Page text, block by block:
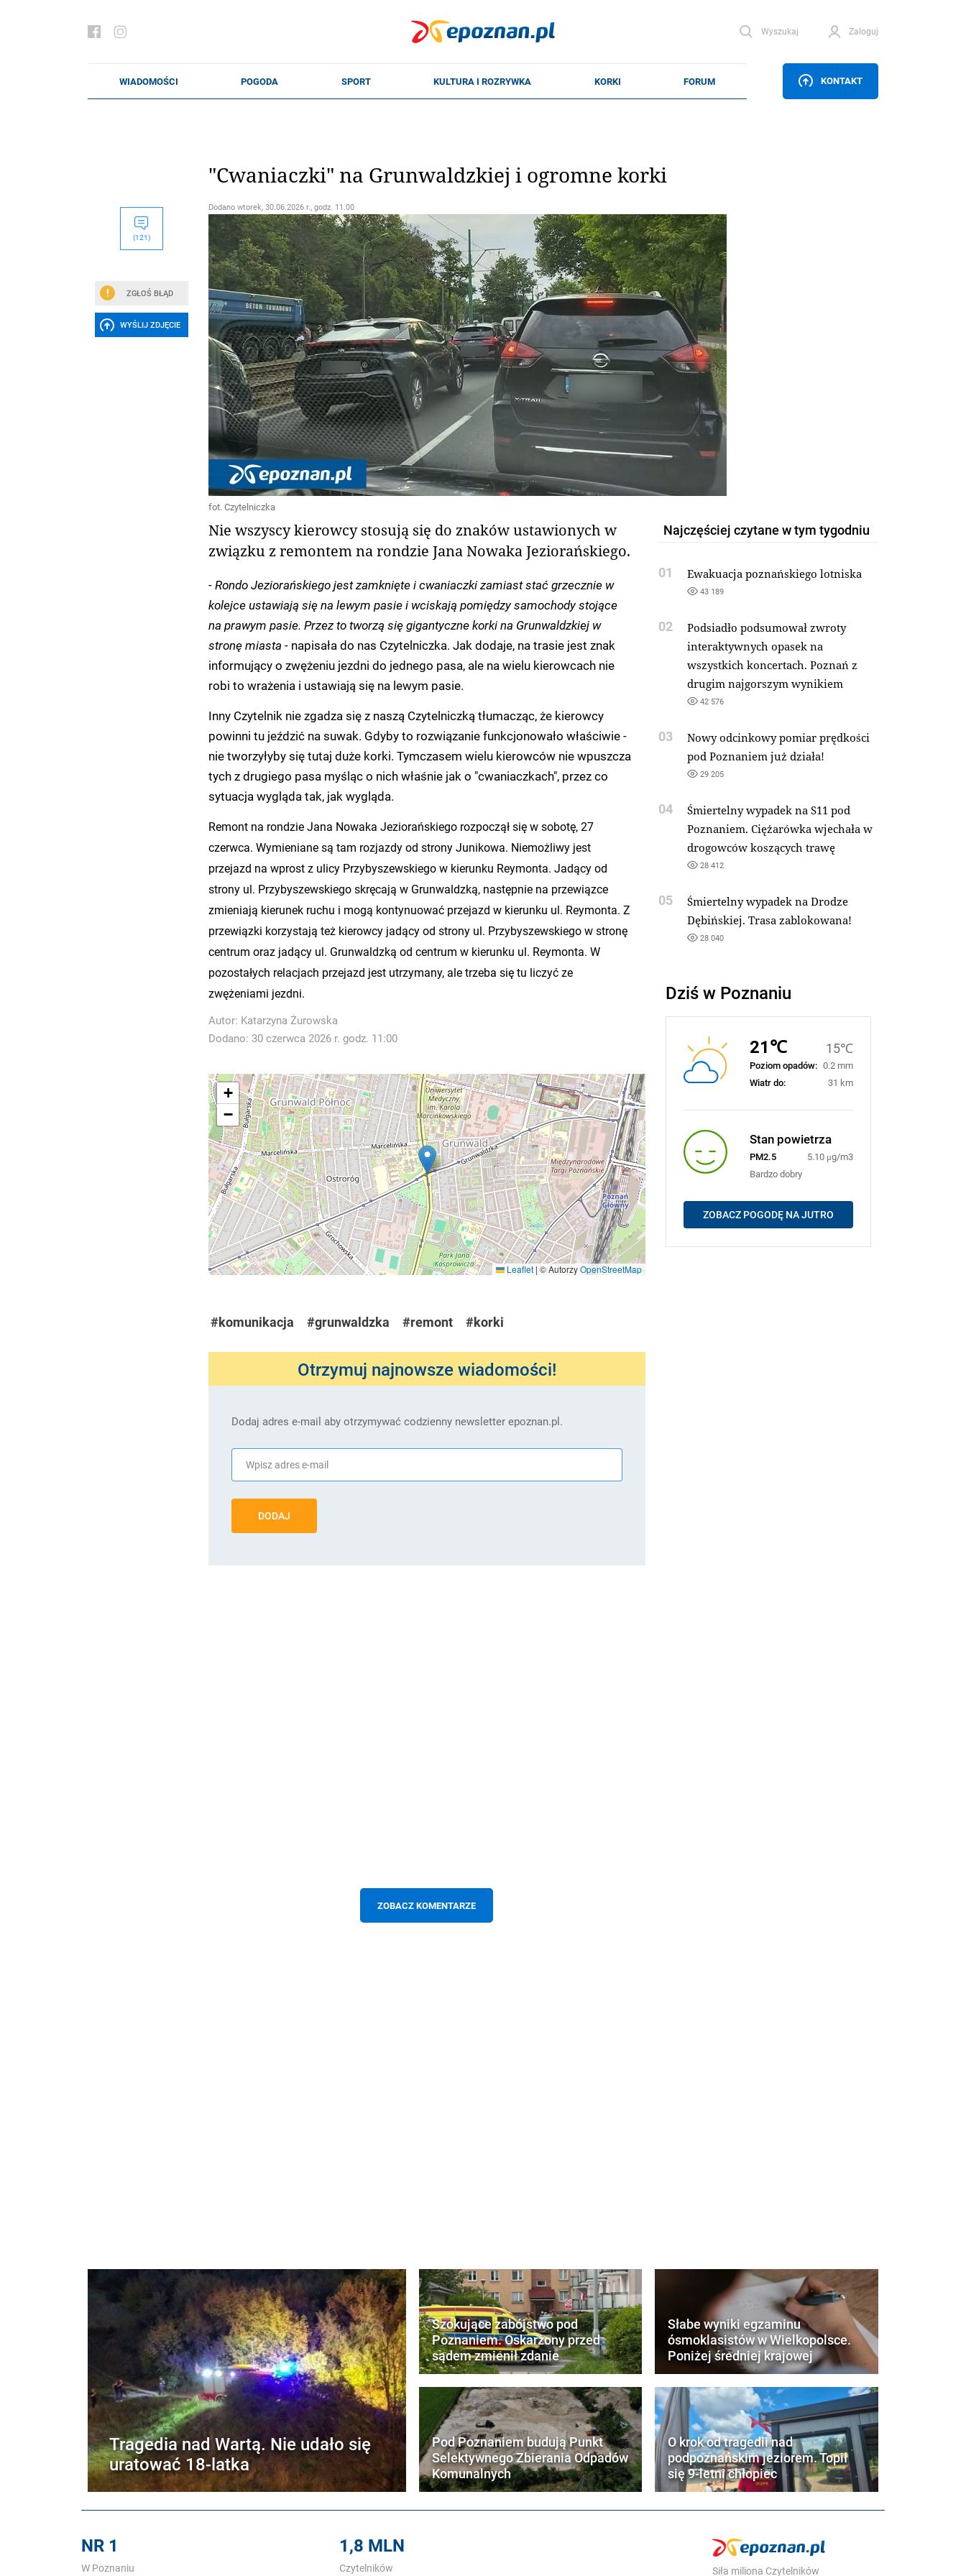
Wyszukaj Zaloguj
KONTAKT
(121)
ZGŁOŚ BŁĄD
WYŚLIJ ZDJĘCIE
"Cwaniaczki" na Grunwaldzkiej i ogromne korki
Dodano wtorek, 30.06.2026 r., godz. 11.00
fot. Czytelniczka
Nie wszyscy kierowcy stosują się do znaków ustawionych w
związku z remontem na rondzie Jana Nowaka Jeziorańskiego.
- Rondo Jeziorańskiego jest zamknięte i cwaniaczki zamiast stać grzecznie w
kolejce ustawiają się na lewym pasie i wciskają pomiędzy samochody stojące
na prawym pasie. Przez to tworzą się gigantyczne korki na Grunwaldzkiej w
stronę miasta -napisała do nas Czytelniczka. Jak dodaje, na trasie jest znak
informujący o zwężeniu jezdni do jednego pasa, ale na wielu kierowcach nie
robi to wrażenia i ustawiają się na lewym pasie.
Inny Czytelnik nie zgadza się z naszą Czytelniczką tłumacząc, że kierowcy
powinni tu jeździć na suwak. Gdyby to rozwiązanie funkcjonowało właściwie -
nie tworzyłyby się tutaj duże korki. Tymczasem wielu kierowców nie wpuszcza
tych z drugiego pasa myśląc o nich właśnie jak o "cwaniaczkach", przez co
sytuacja wygląda tak, jak wygląda.
Remont na rondzie Jana Nowaka Jeziorańskiego rozpoczął się w sobotę, 27
czerwca. Wymieniane są tam rozjazdy od strony Junikowa. Niemożliwy jest
przejazd na wprost z ulicy Przybyszewskiego w kierunku Reymonta. Jadący od
strony ul. Przybyszewskiego skręcają w Grunwaldzką, następnie na przewiązce
zmieniają kierunek ruchu i mogą kontynuować przejazd w kierunku ul. Reymonta. Z
przewiązki korzystają też kierowcy jadący od strony ul. Przybyszewskiego w stronę
centrum oraz jadący ul. Grunwaldzką od centrum w kierunku ul. Reymonta. W
pozostałych relacjach przejazd jest utrzymany, ale trzeba się tu liczyć ze
zwężeniami jezdni.
Autor: Katarzyna Żurowska
Dodano: 30 czerwca 2026 r. godz. 11:00
+
−
Leaflet | © AutorzyOpenStreetMap
#komunikacja #grunwaldzka #remont #korki
Otrzymuj najnowsze wiadomości!
Dodaj adres e-mail aby otrzymywać codzienny newsletter epoznan.pl.
DODAJ
ZOBACZ KOMENTARZE
Najczęściej czytane w tym tygodniu
01 Ewakuacja poznańskiego lotniska
43 189
02
Podsiadło podsumował zwroty
interaktywnych opasek na
wszystkich koncertach. Poznań z
drugim najgorszym wynikiem
42 576
03
Nowy odcinkowy pomiar prędkości
pod Poznaniem już działa!
29 205
04
Śmiertelny wypadek na S11 pod
Poznaniem. Ciężarówka wjechała w
drogowców koszących trawę
28 412
05
Śmiertelny wypadek na Drodze
Dębińskiej. Trasa zablokowana!
28 040
Dziś w Poznaniu
21℃ 15℃
Poziom opadów: 0.2 mm
Wiatr do:
31 km
Stan powietrza
PM2.5
5.10 μg/m3
Bardzo dobry
ZOBACZ POGODĘ NA JUTRO
Tragedia nad Wartą. Nie udało się
uratować 18-latka
Szokujące zabójstwo pod
Poznaniem. Oskarżony przed
sądem zmienił zdanie
Pod Poznaniem budują Punkt
Selektywnego Zbierania Odpadów
Komunalnych
Słabe wyniki egzaminu
ósmoklasistów w Wielkopolsce.
Poniżej średniej krajowej
O krok od tragedii nad
podpoznańskim jeziorem. Topił
się 9-letni chłopiec
NR 1
W Poznaniu
1,8 MLN
Czytelników Siła miliona Czytelników